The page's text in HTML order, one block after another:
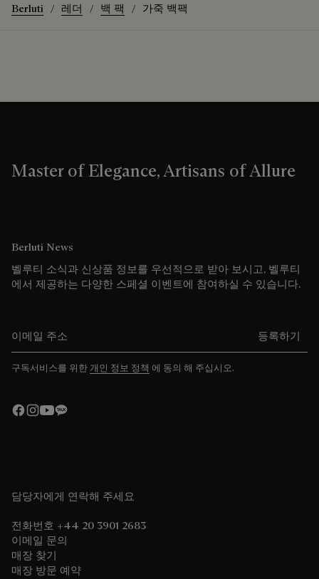
Berluti 레더 백 팩 가죽 백팩
Master of Elegance, Artisans of Allure
Berluti News
벨루티 소식과 신상품 정보를 우선적으로 받아 보시고, 벨루티
에서 제공하는 다양한 스페셜 이벤트에 참여하실 수 있습니다.
등록하기
구독서비스를 위한 개인 정보 정책 에 동의 해 주십시오.
담당자에게 연락해 주세요
전화번호 +44 20 3901 2683
이메일 문의
매장 찾기
매장 방문 예약